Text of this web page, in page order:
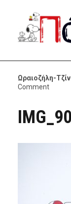
Ωραιοζήλη-
Comment